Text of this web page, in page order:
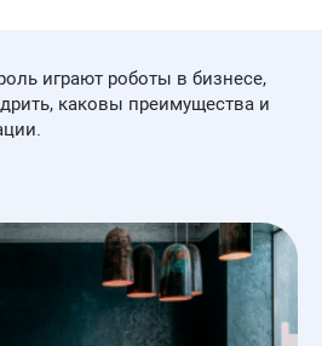
играют роботы в бизнесе,
каковы преимущества и
JY X20